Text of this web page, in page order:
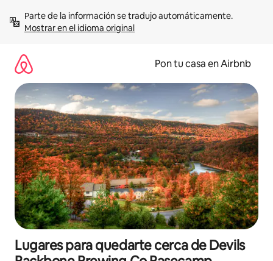
contenidoMostrar en el idioma original
Pon tu casa en Airbnb
Lugares para quedarte cerca de Devils